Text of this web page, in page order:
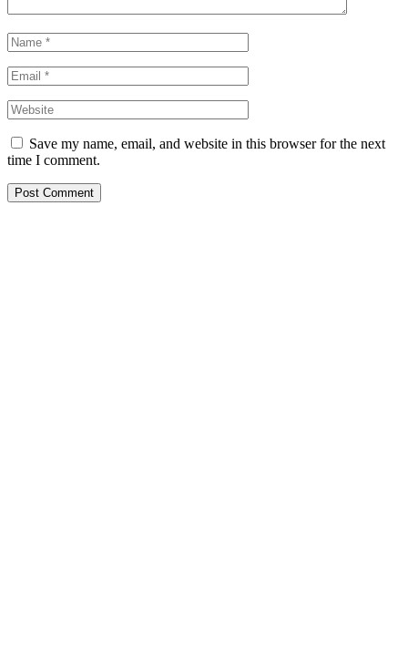
Save my name, email, and website in this browser for the next
time I comment.